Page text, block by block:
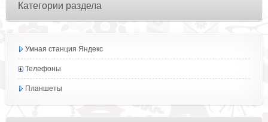
Категории раздела
Умная станция Яндекс
Телефоны
Планшеты